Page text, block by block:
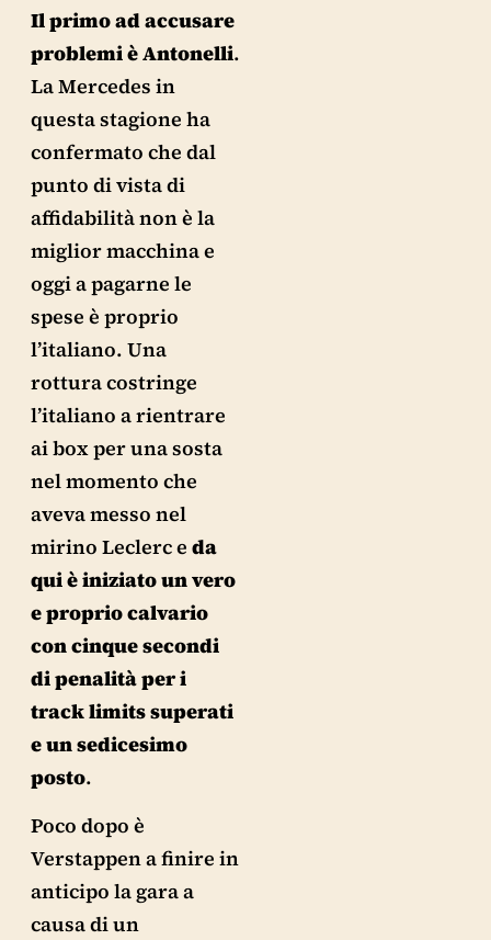
Il primo ad accusare
problemi è Antonelli.
La Mercedes in
questa stagione ha
confermato che dal
punto di vista di
affidabilità non è la
miglior macchina e
oggi a pagarne le
spese è proprio
l’italiano. Una
rottura costringe
l’italiano a rientrare
ai box per una sosta
nel momento che
aveva messo nel
mirino Leclerc e da
qui è iniziato un vero
e proprio calvario
con cinque secondi
di penalità per i
track limits superati
e un sedicesimo
posto.
Poco dopo è
Verstappen a finire in
anticipo la gara a
causa di un